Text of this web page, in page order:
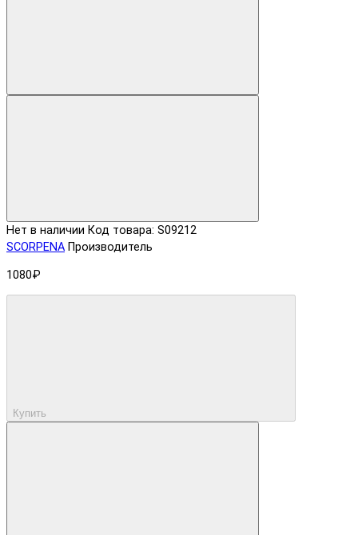
Нет в наличии Код товара: S09212
SCORPENA Производитель
1080₽
Купить